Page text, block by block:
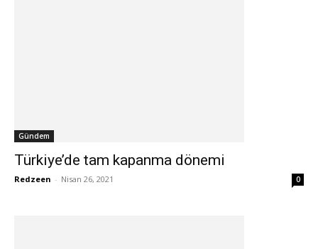
Gündem
Türkiye’de tam kapanma dönemi
Redzeen - Nisan 26, 2021 0